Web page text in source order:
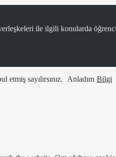
ile ilgili konularda
etmiş sayılırsınız.
Anladım Bilgi